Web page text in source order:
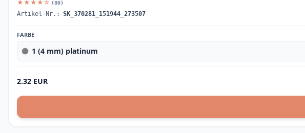
★★★★☆ (80)
Artikel-Nr.: SK_370281_151944_273507
FARBE
1 (4 mm) platinum
2.32 EUR